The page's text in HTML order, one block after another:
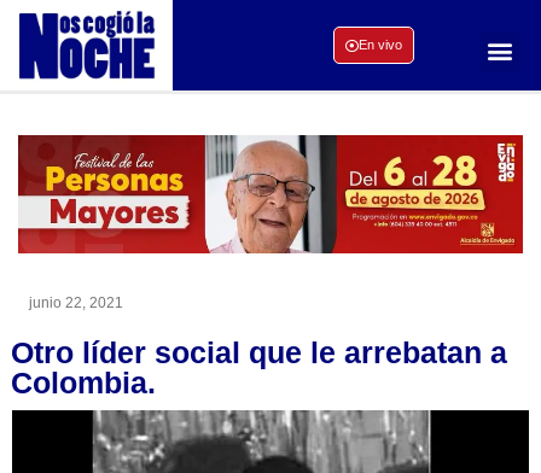
En vivo
junio 22, 2021
Otro líder social que le arrebatan a
Colombia.